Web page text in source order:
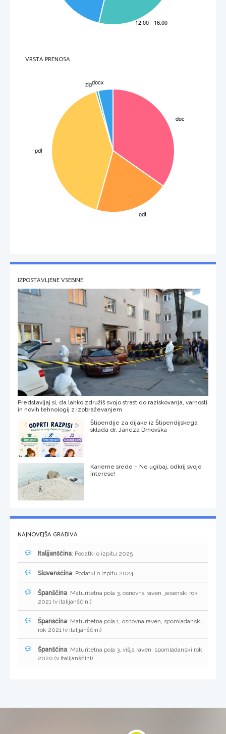
Zahvala
Rad bi se zahvalil mentorici Dariji Užmah, ker mi je pripravila literaturo in je bila pripravljen
podati svoja mnenja o temi. Hvala, naučil sem se veliko novega.
VRSTA PRENOSA
IZPOSTAVLJENE VSEBINE
Predstavljaj si, da lahko združiš svojo strast do raziskovanja, varnosti
in novih tehnologij z izobraževanjem
Štipendije za dijake iz Štipendijskega
sklada dr. Janeza Drnovška
Karierne srede – Ne ugibaj, odkrij svoje
interese!
NAJNOVEJŠA GRADIVA
Italijanščina: Podatki o izpitu 2025
Slovenščina: Podatki o izpitu 2024
Španščina: Maturitetna pola 3, osnovna raven, jesenski rok
2021 (v italijanščini)
Španščina: Maturitetna pola 1, osnovna raven, spomladanski
rok 2021 (v italijanščini)
Španščina: Maturitetna pola 3, višja raven, spomladanski rok
2020 (v italijanščini)